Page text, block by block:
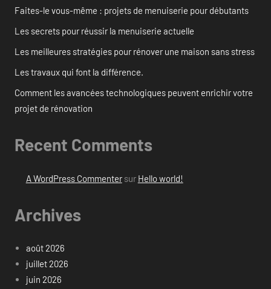
Faites-le vous-même : projets de menuiserie pour débutants
Les secrets pour réussir la menuiserie actuelle
Les meilleures stratégies pour rénover une maison sans stress
Les travaux qui font la différence.
Comment les avancées technologiques peuvent enrichir votre
projet de rénovation
Recent Comments
A WordPress Commentersur Hello world!
Archives
août 2026
juillet 2026
juin 2026